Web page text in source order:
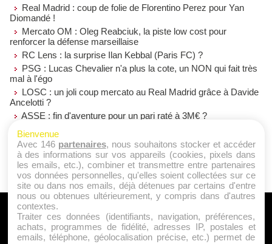
Real Madrid : coup de folie de Florentino Perez pour Yan
Diomandé !
Mercato OM : Oleg Reabciuk, la piste low cost pour
renforcer la défense marseillaise
RC Lens : la surprise Ilan Kebbal (Paris FC) ?
PSG : Lucas Chevalier n'a plus la cote, un NON qui fait très
mal à l'égo
LOSC : un joli coup mercato au Real Madrid grâce à Davide
Ancelotti ?
ASSE : fin d'aventure pour un pari raté à 3M€ ?
OM : Aguerd de retour chez un ex, mais pas au Stade
Rennais ?
A PROPOS
Qui sommes nous ?
Bienvenue
Avec 146 partenaires, nous souhaitons stocker et accéder
à des informations sur vos appareils (cookies, pixels dans
les emails, etc.), combiner et transmettre entre partenaires
vos données personnelles, qu'elles soient collectées sur ce
site ou dans nos emails, déjà détenues par certains d'entre
nous ou obtenues ultérieurement, y compris dans d'autres
contextes.
Traiter ces données (identifiants, navigation, préférences,
achats, programmes de fidélité, adresses IP, postales et
emails, téléphone, géolocalisation précise, etc.) permet de